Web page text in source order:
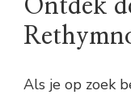
Ontdek
Als je op zoek